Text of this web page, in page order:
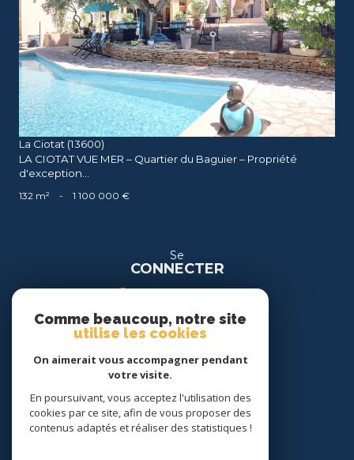
voir le bien
La Ciotat (13600)
LA CIOTAT VUE MER – Quartier du Baguier – Propriété
d'exception...
132 m² - 1 100 000 €
Se
CONNECTER
espace location
Nous
SUIVRE
Comme beaucoup, notre site
utilise les cookies
On aimerait vous accompagner pendant
votre visite.
En poursuivant, vous acceptez l'utilisation des
cookies par ce site, afin de vous proposer des
contenus adaptés et réaliser des statistiques !